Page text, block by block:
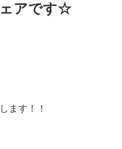
アです☆
ます！！